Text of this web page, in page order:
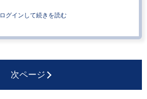
ログインして続きを読む
次ページ